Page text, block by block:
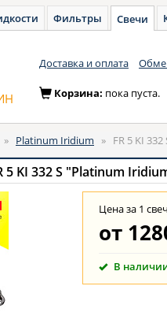
Фильтры Свечи
Доставка и оплата
Корзина: пока пуста.
» Platinum Iridium » FR 5 KI 332
5 KI 332 S "Platinum
Цена за 1
от
В